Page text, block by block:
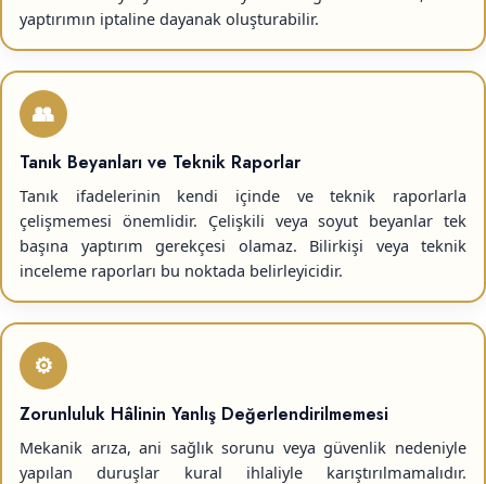
yaptırımın iptaline dayanak oluşturabilir.
👥
Tanık Beyanları ve Teknik Raporlar
Tanık ifadelerinin kendi içinde ve teknik raporlarla
çelişmemesi önemlidir. Çelişkili veya soyut beyanlar tek
başına yaptırım gerekçesi olamaz. Bilirkişi veya teknik
inceleme raporları bu noktada belirleyicidir.
⚙️
Zorunluluk Hâlinin Yanlış Değerlendirilmemesi
Mekanik arıza, ani sağlık sorunu veya güvenlik nedeniyle
yapılan duruşlar kural ihlaliyle karıştırılmamalıdır.